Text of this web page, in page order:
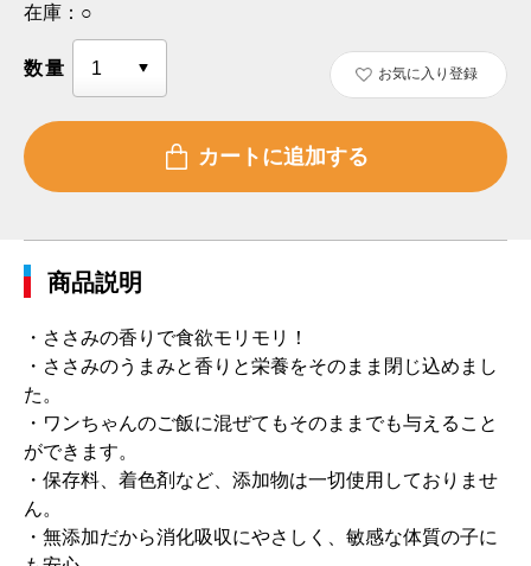
在庫： ○
数量 お気に入り登録
商品説明
・ささみの香りで食欲モリモリ！
・ささみのうまみと香りと栄養をそのまま閉じ込めまし
た。
・ワンちゃんのご飯に混ぜてもそのままでも与えること
ができます。
・保存料、着色剤など、添加物は一切使用しておりませ
ん。
・無添加だから消化吸収にやさしく、敏感な体質の子に